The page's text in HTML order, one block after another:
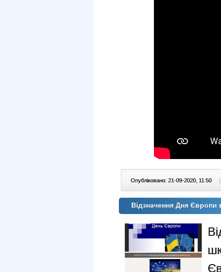
Опубліковано: 21-09-2020, 11:50 |
Відзначення Дня